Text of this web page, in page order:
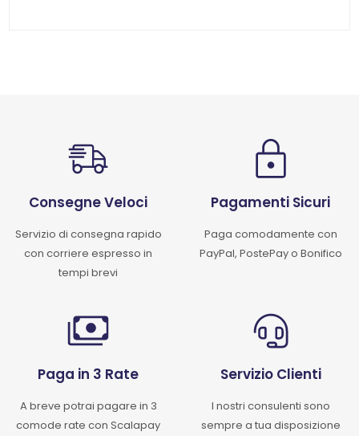
Consegne Veloci
Servizio di consegna rapido
con corriere espresso in
tempi brevi
Pagamenti Sicuri
Paga comodamente con
PayPal, PostePay o Bonifico
Paga in 3 Rate
A breve potrai pagare in 3
comode rate con Scalapay
Servizio Clienti
I nostri consulenti sono
sempre a tua disposizione